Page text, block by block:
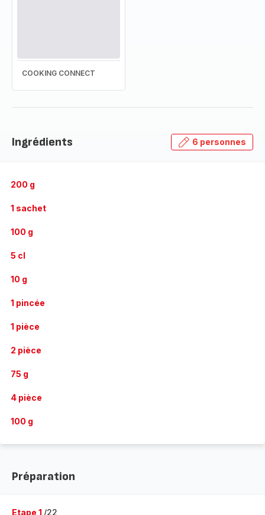
COOKING CONNECT
Ingrédients 6 personnes
200 g
1 sachet
100 g
5 cl
10 g
1 pincée
1 pièce
2 pièce
75 g
4 pièce
100 g
Préparation
Etape 1 /22